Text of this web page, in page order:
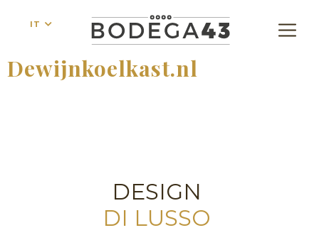
IT
Dewijnkoelkast.nl
DESIGN
DI LUSSO